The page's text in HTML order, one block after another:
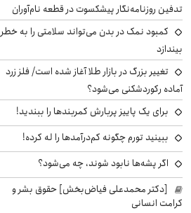
تدفین روزنامه‌نگار پیشکسوت در قطعه نام‌آوران
کمبود نمک در بدن می‌تواند سلامتی را به خطر
بیندازد
تغییر بزرگ در بازار طلا آغاز شده است/ فلز زرد
آماده رکوردشکنی می‌شود؟
برای یک پاییز پربارش کمربندها را ببندید!
ببینید تورم چگونه کم‌درآمدها را له کرده!
اگر پشه‌ها نابود شوند، چه می‌شود؟
[دکتر محمدعلی فیاض‌بخش] حقوق بشر و
کرامت انسانی